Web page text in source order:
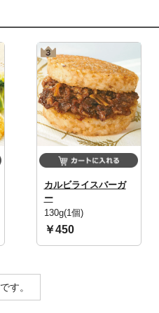
カルビライスバーガ
ー
130g(1個)
￥450
です。